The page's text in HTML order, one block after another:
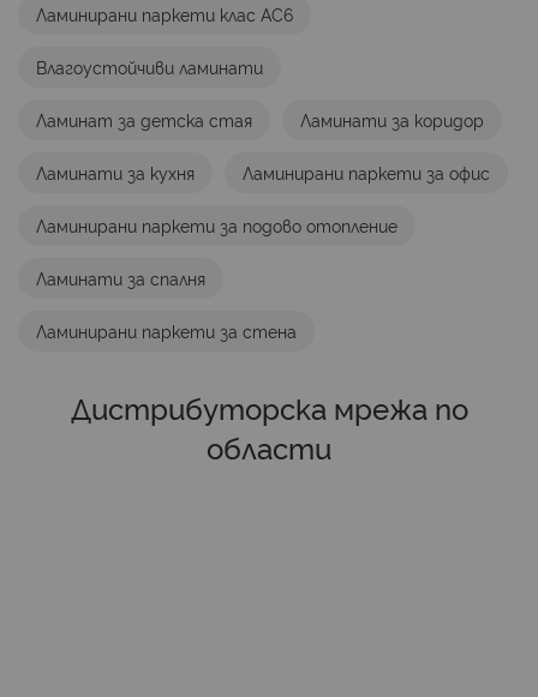
Ламинирани паркети клас AC6
Влагоустойчиви ламинати
Ламинат за детска стая Ламинати за коридор
Ламинати за кухня Ламинирани паркети за офис
Ламинирани паркети за подово отопление
Ламинати за спалня
Ламинирани паркети за стена
Дистрибуторска мрежа по
области